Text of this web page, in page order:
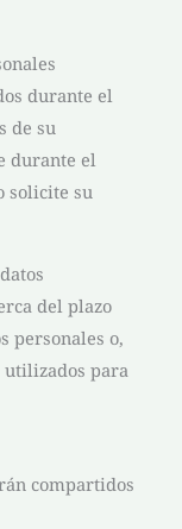
durante el
de su
durante el
solicite su
del plazo
personales o,
utilizados para
compartidos